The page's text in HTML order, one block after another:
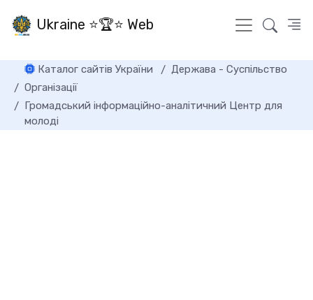
Ukraine ⭐🏆⭐ Web
Каталог сайтів України
Держава - Суспільство
Організації
Громадський інформаційно-аналітичний Центр для
молоді